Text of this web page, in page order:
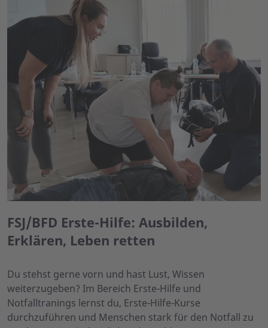
FSJ/BFD Erste-Hilfe: Ausbilden,
Erklären, Leben retten
Du stehst gerne vorn und hast Lust, Wissen
weiterzugeben? Im Bereich Erste-Hilfe und
Notfalltranings lernst du, Erste-Hilfe-Kurse
durchzuführen und Menschen stark für den Notfall zu